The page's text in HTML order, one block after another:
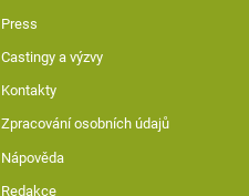
Press
Castingy a výzvy
Kontakty
Zpracování osobních údajů
Nápověda
Redakce